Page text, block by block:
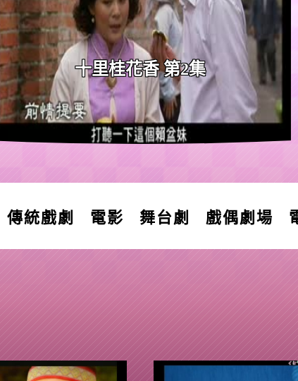
十里桂花香 第2集
傳統戲劇 電影 舞台劇 戲偶劇場